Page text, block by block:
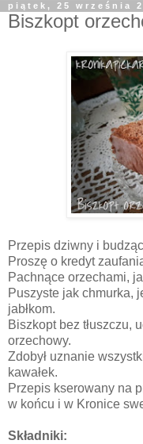
piątek, 25 września
Biszkopt
Przepis dziwny i
Proszę o kredyt
Pachnące orzechami,
Puszyste jak chmurka,
jabłkom.
Biszkopt bez tłuszczu,
orzechowy.
Zdobył uznanie
kawałek.
Przepis kserowany na
w końcu i w Kronice
Składniki: